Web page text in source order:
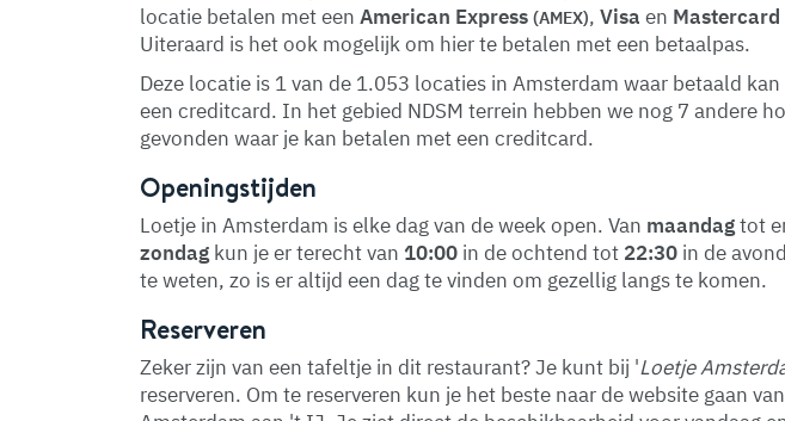
locatie betalen met een American Express (AMEX), Visa en Mastercard
Uiteraard is het ook mogelijk om hier te betalen met een betaalpas.
Deze locatie is 1 van de 1.053 locaties in Amsterdam waar betaald
een creditcard. In het gebied NDSM terrein hebben we nog 7 andere
gevonden waar je kan betalen met een creditcard.
Openingstijden
Loetje in Amsterdam is elke dag van de week open. Van maandagtot
zondag kun je er terecht van 10:00 in de ochtend tot 22:30 in de
te weten, zo is er altijd een dag te vinden om gezellig langs te komen.
Reserveren
Zeker zijn van een tafeltje in dit restaurant? Je kunt bij 'Loetje
reserveren. Om te reserveren kun je het beste naar de website gaan